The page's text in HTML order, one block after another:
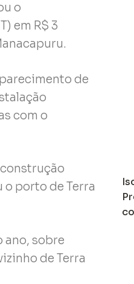
o
em R$ 3
de
com o
o porto de Terra
ano, sobre
de Terra